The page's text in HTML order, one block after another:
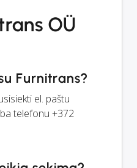
OÜ
Furnitrans?
el. paštu
telefonu +372